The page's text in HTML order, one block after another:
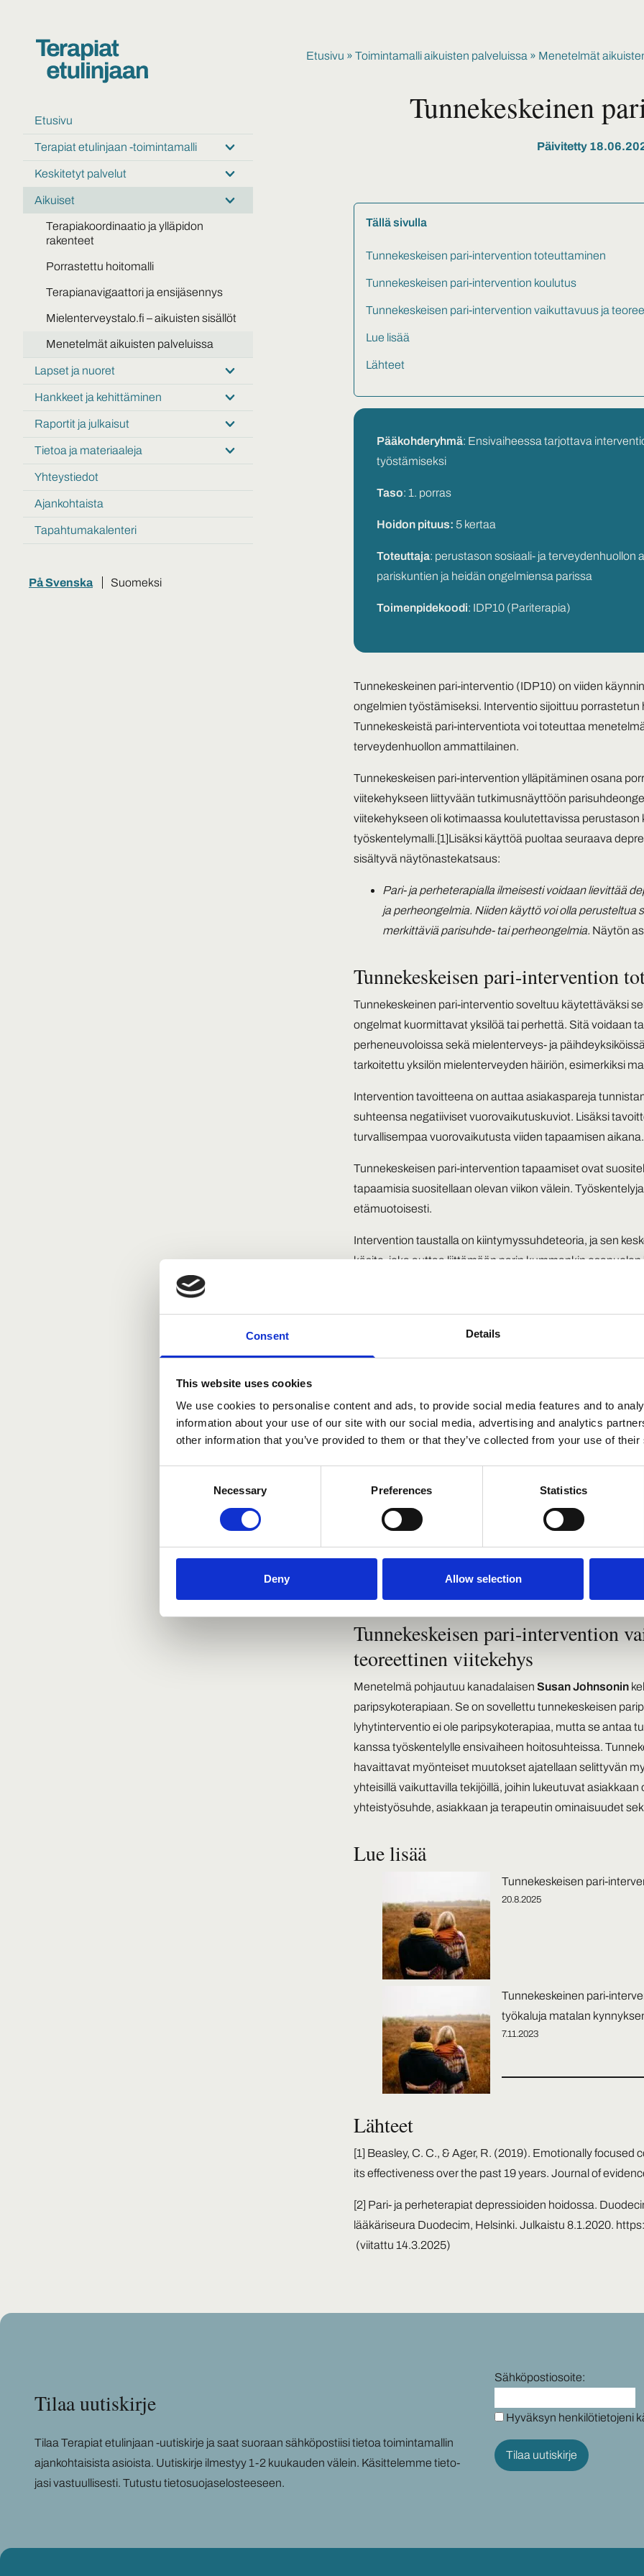
Consent Details
This website uses cookies
We use cookies to personalise content and ads, to provide social media features and to
information about your use of our site with our social media, advertising and analytics
other information that you’ve provided to them or that they’ve collected from your use of
Necessary Preferences Statistics
Deny Allow selection
Etusivu
Terapiat etulinjaan -toimintamalli
Submenu:
-
Keskitetyt palvelut
Submenu:
Aikuiset
Submenu:
Terapiakoordinaatio ja ylläpidon
rakenteet
Porrastettu hoitomalli
Terapianavigaattori ja ensijäsennys
Mielenterveystalo.fi – aikuisten sisällöt
Menetelmät aikuisten palveluissa
Lapset ja nuoret
Submenu:
nuoret
Hankkeet ja kehittäminen
Submenu:
kehittäminen
Raportit ja julkaisut
Submenu:
Tietoa ja materiaaleja
Submenu:
Yhteystiedot
Ajankohtaista
Tapahtumakalenteri
På Svenska Suomeksi
Etusivu » Toimintamalli aikuisten palveluissa » Menetelmät
Tunnekeskeinen
Päivitetty
Tällä sivulla
Tunnekeskeisen pari-intervention toteuttaminen
Tunnekeskeisen pari-intervention koulutus
Tunnekeskeisen pari-intervention vaikuttavuus ja
Lue lisää
Lähteet
Pääkohderyhmä: Ensivaiheessa tarjottava
työstämiseksi
Taso: 1. porras
Hoidon pituus: 5 kertaa
Toteuttaja: perustason sosiaali- ja terveydenhuollon
pariskuntien ja heidän ongelmiensa parissa
Toimenpidekoodi: IDP10 (Pariterapia)
Tunnekeskeinen pari-interventio (IDP10) on viiden
ongelmien työstämiseksi. Interventio sijoittuu porrastetun
Tunnekeskeistä pari-interventiota voi toteuttaa
terveydenhuollon ammattilainen.
Tunnekeskeisen pari-intervention ylläpitäminen osana
viitekehykseen liittyvään tutkimusnäyttöön
viitekehykseen oli kotimaassa koulutettavissa
työskentelymalli.[1]Lisäksi käyttöä puoltaa seuraava
sisältyvä näytönastekatsaus:
Pari- ja perheterapialla ilmeisesti voidaan lievittää
ja perheongelmia. Niiden käyttö voi olla perusteltua
merkittäviä parisuhde- tai perheongelmia. Näytön
Tunnekeskeisen pari-intervention
Tunnekeskeinen pari-interventio soveltuu käytettäväksi
ongelmat kuormittavat yksilöä tai perhettä. Sitä voidaan
perheneuvoloissa sekä mielenterveys- ja
tarkoitettu yksilön mielenterveyden häiriön, esimerkiksi
Intervention tavoitteena on auttaa asiakaspareja
suhteensa negatiiviset vuorovaikutuskuviot. Lisäksi
turvallisempaa vuorovaikutusta viiden tapaamisen aikana.
Tunnekeskeisen pari-intervention tapaamiset ovat
tapaamisia suositellaan olevan viikon välein.
etämuotoisesti.
Intervention taustalla on kiintymyssuhdeteoria, ja sen
käsite, joka auttaa liittämään parin kummankin
Tunnekeskeisen pari-intervention
Tunnekeskeinen pari-interventio -koulutus on suunniteltu
osallistua koulutukseen. Koulutus sopii sekä aloitteleville
Tunnekeskeisen pari-intervention koulutus kestää noin
tuntia verkko-opintoja sekä yhden toteutetun ja
kouluttautujaa kohden. Lisäksi koulutukseen
tarjottua koulutuksen aikaista mentorointitapaamista
koulutusjakson aikana). Mentorina voi toimia sekä
tunnekeskeiseen työskentelyyn perehtynyt
Tunnekeskeisen pari-intervention
teoreettinen viitekehys
Menetelmä pohjautuu kanadalaisen Susan Johnsonin
paripsykoterapiaan. Se on sovellettu tunnekeskeisen
lyhytinterventio ei ole paripsykoterapiaa, mutta se antaa
kanssa työskentelylle ensivaiheen hoitosuhteissa.
havaittavat myönteiset muutokset ajatellaan selittyvän
yhteisillä vaikuttavilla tekijöillä, joihin lukeutuvat
yhteistyösuhde, asiakkaan ja terapeutin ominaisuudet
Lue lisää
Tunnekeskeisen pari-
20.8.2025
Tunnekeskeinen pari-
työkaluja matalan
7.11.2023
Lähteet
[1] Beasley, C. C., & Ager, R. (2019). Emotionally focused
its effectiveness over the past 19 years. Journal of
[2] Pari- ja perheterapiat depressioiden hoidossa.
lääkäriseura Duodecim, Helsinki. Julkaistu 8.1.2020.
(viitattu 14.3.2025)
Tilaa uu­tis­kir­je
Tilaa Te­ra­piat etu­lin­jaan -​uutiskirje ja saat suo­raan säh­kö­pos­tii­si tie­toa toi­min­ta­mal­lin
ajan­koh­tai­sis­ta asiois­ta. Uu­tis­kir­je il­mes­tyy 1-2 kuu­kau­den vä­lein. Kä­sit­te­lem­me tie­to­
ja­si vas­tuul­li­ses­ti. Tu­tus­tu tie­to­suo­ja­se­los­tee­seen.
Sähköpostiosoite:
Hyväksyn henkilötietojeni